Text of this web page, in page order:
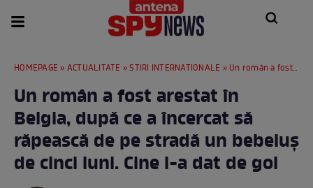
HOMEPAGE » ACTUALITATE »STIRI INTERNATIONALE » Un român a fost arestat în Belgia, după ce a încercat să răpească de pe stradă un bebeluș de cinci luni. Cine l-a dat de gol
Un român a fost arestat în
Belgia, după ce a încercat să
răpească de pe stradă un bebeluș
de cinci luni. Cine l-a dat de gol